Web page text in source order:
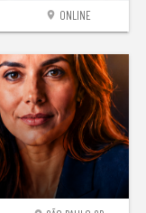
location_on ONLINE